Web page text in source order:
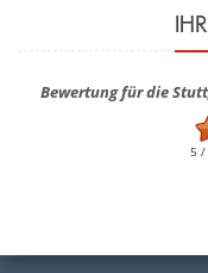
Bewertung für die
5 /